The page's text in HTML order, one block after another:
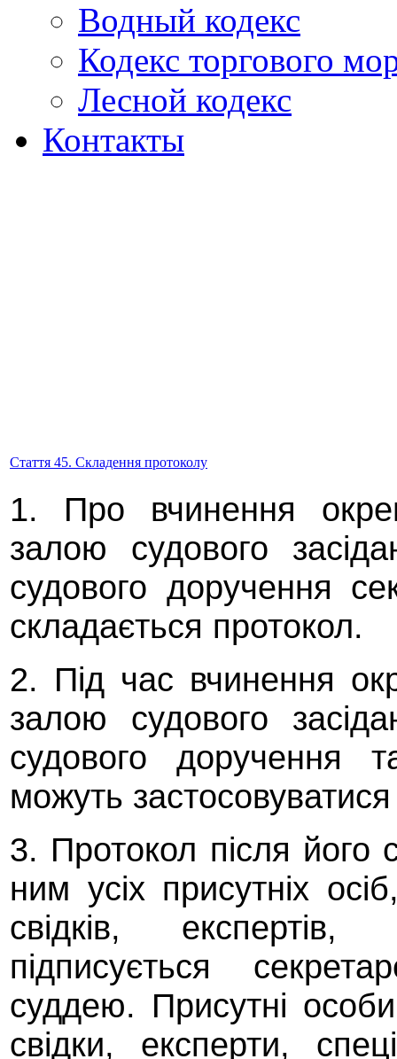
Водный кодекс
Кодекс торгового
Лесной кодекс
Контакты
Стаття 45. Складення протоколу
1. Про вчинення
залою судового
судового доручення
складається протокол.
2. Під час вчинення
залою судового
судового доручення
можуть застосовуватися
3. Протокол після його
ним усіх присутніх
свідків, експертів,
підписується
суддею. Присутні
свідки, експерти,